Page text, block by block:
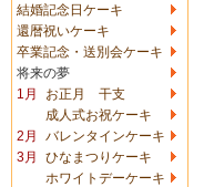
結婚記念日ケーキ
還暦祝いケーキ
卒業記念・送別会ケーキ
将来の夢
1月
お正月 干支
成人式お祝ケーキ
2月
バレンタインケーキ
3月
ひなまつりケーキ
ホワイトデーケーキ